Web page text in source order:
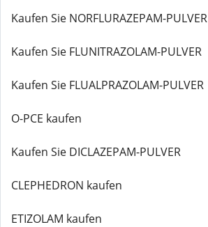
Kaufen Sie NORFLURAZEPAM-PULVER
Kaufen Sie FLUNITRAZOLAM-PULVER
Kaufen Sie FLUALPRAZOLAM-PULVER
O-PCE kaufen
Kaufen Sie DICLAZEPAM-PULVER
CLEPHEDRON kaufen
ETIZOLAM kaufen